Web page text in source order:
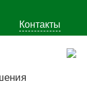
Контакты